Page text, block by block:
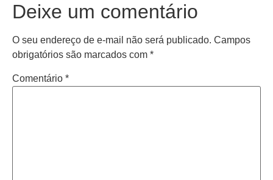
Deixe um comentário
O seu endereço de e-mail não será publicado. Campos
obrigatórios são marcados com *
Comentário *